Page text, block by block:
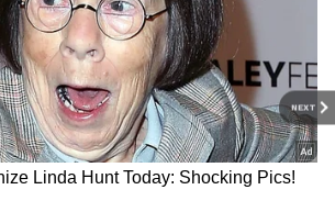
NEXT